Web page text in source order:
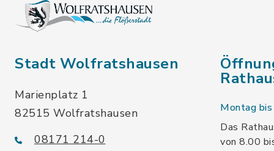
Stadt Wolfratshausen
Marienplatz 1
82515 Wolfratshausen
08171 214-0
Montag
Das
von 8.00